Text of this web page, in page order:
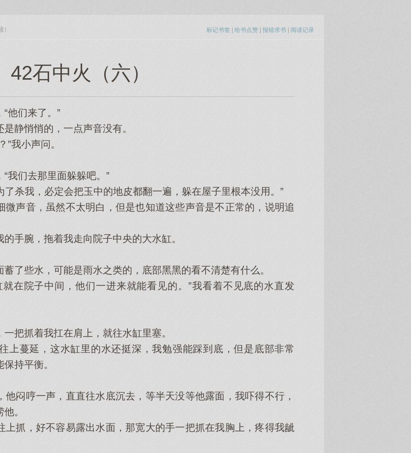
标记书签 | 给书点赞 | 报错求书 | 阅读记录
42石中火（六）
们来了。”
悄悄的，一点声音没有。
我小声问。
们去那里面躲躲吧。”
杀我，必定会把玉中的地皮都翻一遍，躲在屋子里根本没用。”
声音，虽然不太明白，但是也知道这些声音是不正常的，说明追
腕，拖着我走向院子中央的大水缸。
些水，可能是雨水之类的，底部黑黑的看不清楚有什么。
院子中间，他们一进来就能看见的。”我看着不见底的水直发
抓着我扛在肩上，就往水缸里塞。
蔓延，这水缸里的水还挺深，我勉强能踩到底，但是底部非常
持平衡。
哼一声，直直往水底沉去，等半天没等他露面，我吓得不行，
。
抓，好不容易露出水面，那宽大的手一把抓在我胸上，疼得我龇